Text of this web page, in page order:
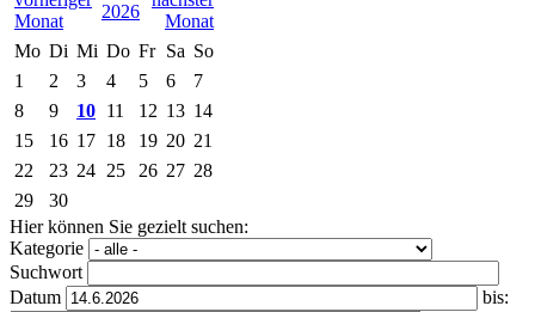
2026
Mo Di Mi Do Fr Sa So
1
2 3 4 5 6
7
8
9 10 11 12 13 14
15
16 17 18 19 20 21
22
23 24 25 26 27 28
29
30
Hier können Sie gezielt suchen:
Kategorie
Suchwort
Datum
bis: